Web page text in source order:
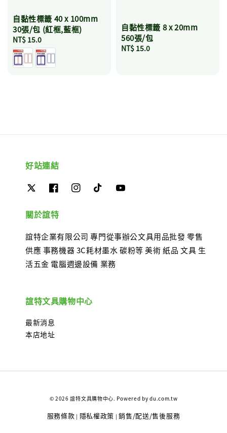
自黏性標籤 40 x 100mm
30張/包 (紅框,藍框)
Regular
price
NT$ 15.0
自黏性標籤 8 x 20mm
560張/包
Regular
NT$ 15.0
好站連結
關於誼特
誼特企業有限公司 專門從事辦公文具用品批發 零售
供應 事務機器 3C耗材墨水 碳粉等 美術 紙品 文具 生
活五金 電腦週邊設備 業務
誼特文具購物中心
最新消息
本店地址
© 2026 誼特文具購物中心. Powered by du.com.tw
服務條款 | 隱私權政策 |銷售/配送/售後服務